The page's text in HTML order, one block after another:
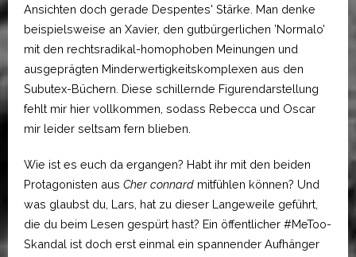
Ansichten doch gerade Despentes' Stärke. Man denke
beispielsweise an Xavier, den gutbürgerlichen ’Normalo’
mit den rechtsradikal-homophoben Meinungen und
ausgeprägten Minderwertigkeitskomplexen aus den
Subutex-Büchern. Diese schillernde Figurendarstellung
fehlt mir hier vollkommen, sodass Rebecca und Oscar
mir leider seltsam fern blieben.
Wie ist es euch da ergangen? Habt ihr mit den beiden
Protagonisten aus Cher connard mitfühlen können? Und
was glaubst du, Lars, hat zu dieser Langeweile geführt,
die du beim Lesen gespürt hast? Ein öffentlicher #MeToo-
Skandal ist doch erst einmal ein spannender Aufhänger